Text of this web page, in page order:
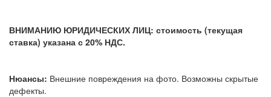
ВНИМАНИЮ ЮРИДИЧЕСКИХ ЛИЦ: стоимость (текущая
ставка) указана с 20% НДС.
Нюансы: Внешние повреждения на фото. Возможны скрытые
дефекты.